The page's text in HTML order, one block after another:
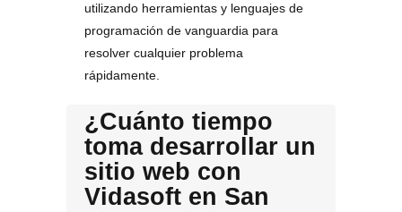
utilizando herramientas y lenguajes de
programación de vanguardia para
resolver cualquier problema
rápidamente.
¿Cuánto tiempo
toma desarrollar un
sitio web con
Vidasoft en San